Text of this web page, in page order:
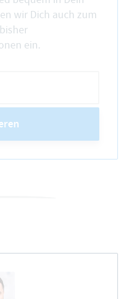
wir Dich auch zum
ein.